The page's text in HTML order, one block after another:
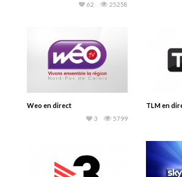
25258
62
Weo en direct
5799
3
TLM en